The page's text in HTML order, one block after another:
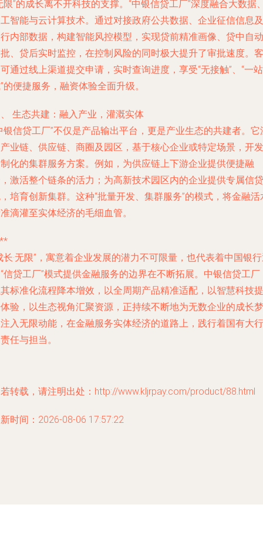
限”的成长离不开科技的支撑。“中银信贷工厂”深度融合大数据
智能与云计算技术。通过对接政府公共数据、企业征信信息及
内部数据，构建智能风控模型，实现贷前精准画像、贷中自动
、贷后实时监控，在控制风险的同时极大提升了审批速度。客
通过线上渠道提交申请，实时查询进度，享受“无接触”、“一站
的便捷服务，融资体验全面升级。
生态共建：融入产业，灌溉实体
银信贷工厂”不仅是产品输出平台，更是产业生态的共建者。它
业链、供应链、商圈及园区，基于核心企业或特定场景，开发
化的集群服务方案。例如，为供应链上下游企业提供便捷融
激活整个链条的活力；为高新技术园区内的企业提供专属信贷
培育创新集群。这种“批量开发、集群服务”的模式，将金融活
滴灌至实体经济的毛细血管。
长·无限”，寓意着企业发展的潜力不可限量，也代表着中国银
信贷工厂”模式提供金融服务的边界在不断拓展。中银信贷工厂
标准化流程降本增效，以全周期产品精准适配，以智慧科技提
验，以生态视角汇聚资源，正持续不断地为无数企业的成长梦
入无限动能，在金融服务实体经济的道路上，践行着国有大行
任与担当。
转载，请注明出处：http://www.kljrpay.com/product/88.html
时间：2026-08-06 17:57:22